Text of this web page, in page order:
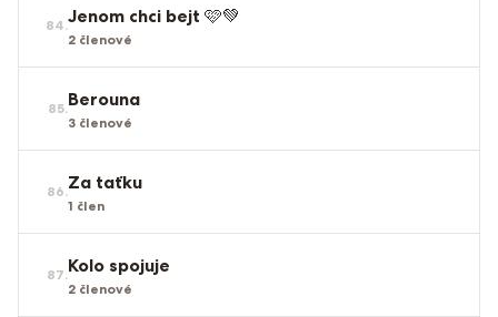
84.Jenom chci bejt 🩷💚
2 členové
85.Berouna
3 členové
86.Za taťku
1 člen
87.Kolo spojuje
2 členové